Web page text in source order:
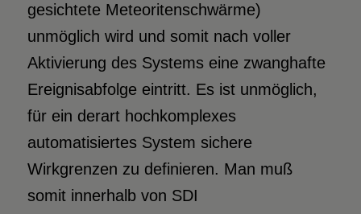
gesichtete Meteoritenschwärme)
unmöglich wird und somit nach voller
Aktivierung des Systems eine zwanghafte
Ereignisabfolge eintritt. Es ist unmöglich,
für ein derart hochkomplexes
automatisiertes System sichere
Wirkgrenzen zu definieren. Man muß
somit innerhalb von SDI